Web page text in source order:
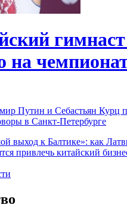
на
Путин и Себастьян Курц
в Санкт-Петербурге
выход к Балтике»: как
привлечь китайский